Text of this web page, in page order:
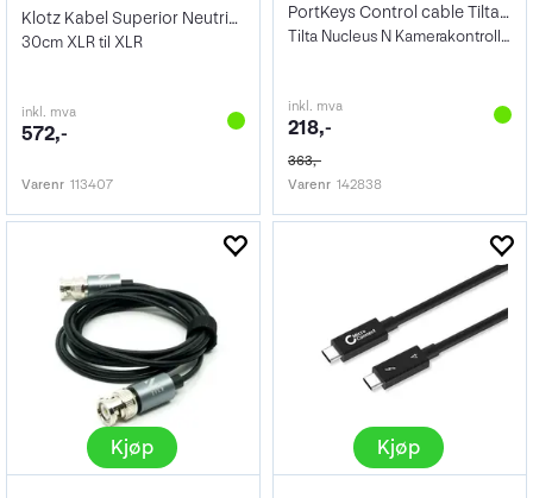
Klotz Kabel Superior Neutrik 0,3 Meter
30cm XLR til XLR
inkl. mva
572,-
Varenr 113407
PortKeys Control cable Tilta Nucleus N
Tilta Nucleus N Kamerakontroll kabel
inkl. mva
218,-
363,-
Varenr 142838
Kjøp Kjøp